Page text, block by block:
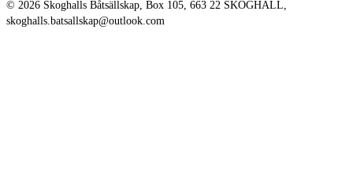
© 2026 Skoghalls Båtsällskap, Box 105, 663 22 SKOGHALL,
skoghalls.batsallskap@outlook.com